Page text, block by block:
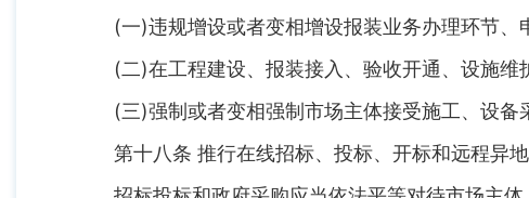
(一)违规增设或者变相增设报装业务办理环节、
(二)在工程建设、报装接入、验收开通、设施维
(三)强制或者变相强制市场主体接受施工、设备
第十八条 推行在线招标、投标、开标和远程异